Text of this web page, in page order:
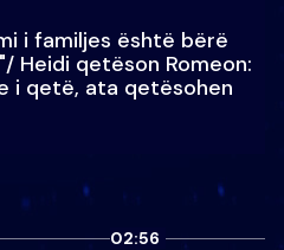
i familjes është bërë
Heidi qetëson Romeon:
i qetë, ata qetësohen
02:56